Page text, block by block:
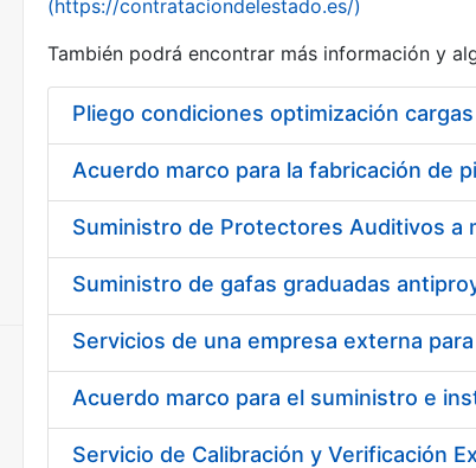
Mostrar/Ocultar
Mostrar/Ocultar
(https://contrataciondelestado.es/)
También podrá encontrar más información y
Pliego condiciones optimización
Acuerdo marco para la fabricación de
Acuerdo marco para el suministro e